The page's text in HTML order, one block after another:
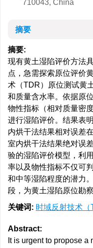
710043, China
摘要
摘要:
现有黄土湿陷评价方法
点，急需探索原位评价
术（TDR）原位测试黄
和质量含水率。依据原
物性指标（相对质量密
进行湿陷评价。结果表
内烘干法结果相对误差
室内烘干法结果绝对误
验的湿陷评价模型，利
率以及物性指标不仅可
和中等湿陷程度的潜力
段，为黄土湿陷原位勘
关键词: 时域反射技术（
Abstract:
It is urgent to propose